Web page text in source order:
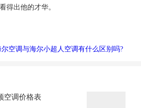
得出他的才华。
空调与海尔小超人空调有什么区别吗?
空调价格表